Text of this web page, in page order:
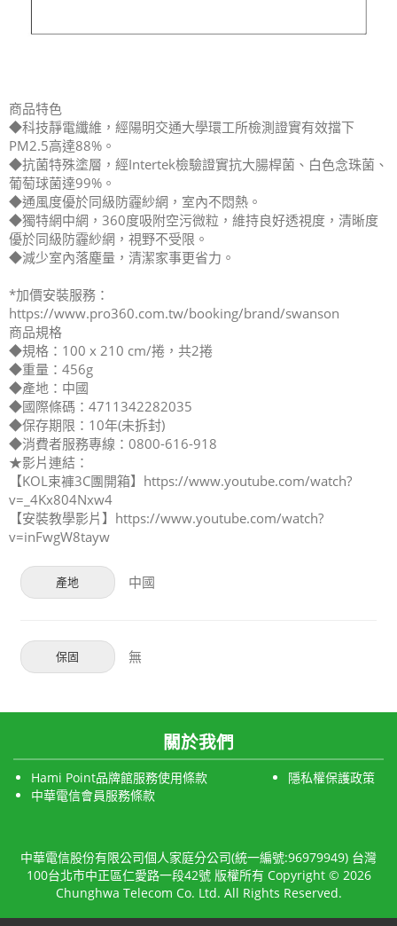
商品特色
◆科技靜電纖維，經陽明交通大學環工所檢測證實有效擋下
PM2.5高達88%。
◆抗菌特殊塗層，經Intertek檢驗證實抗大腸桿菌、白色念珠菌、
葡萄球菌達99%。
◆通風度優於同級防霾紗網，室內不悶熱。
◆獨特網中網，360度吸附空污微粒，維持良好透視度，清晰度
優於同級防霾紗網，視野不受限。
◆減少室內落塵量，清潔家事更省力。
*加價安裝服務：
https://www.pro360.com.tw/booking/brand/swanson
商品規格
◆規格：100 x 210 cm/捲，共2捲
◆重量：456g
◆產地：中國
◆國際條碼：4711342282035
◆保存期限：10年(未拆封)
◆消費者服務專線：0800-616-918
★影片連結：
【KOL束褲3C團開箱】https://www.youtube.com/watch?
v=_4Kx804Nxw4
【安裝教學影片】https://www.youtube.com/watch?
v=inFwgW8tayw
產地 中國
保固 無
關於我們
Hami Point品牌館服務使用條款
隱私權保護政策
中華電信會員服務條款
中華電信股份有限公司個人家庭分公司(統一編號:96979949) 台灣
100台北市中正區仁愛路一段42號 版權所有 Copyright © 2026
Chunghwa Telecom Co. Ltd. All Rights Reserved.